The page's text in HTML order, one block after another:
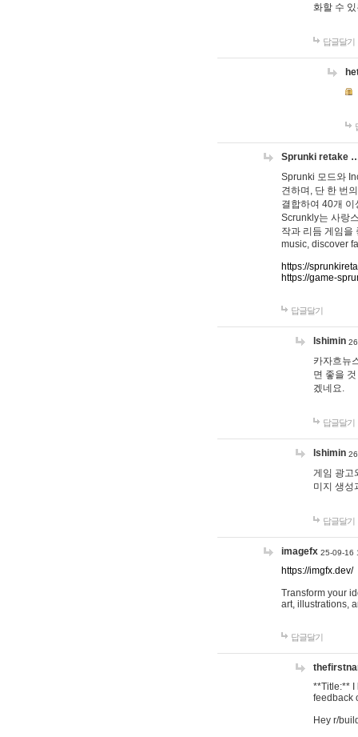
화할 수
답글달기
Sprunki retake
Sprunki 모드와
견하며, 단 한 번
결합하여 40개
Scrunkly는 사랑
작과 리듬 게임을
music, discover
https://
https://game-
답글달기
lshimin
카자흐뉴
면 좋을
겠네요.
답글달기
lshimin
게임 광고
미지 생성
답글달기
imagefx 25-09-16
https://imgfx.dev/
Transform your
art, illustrations,
답글달기
**Title:** I
feedback
Hey r/